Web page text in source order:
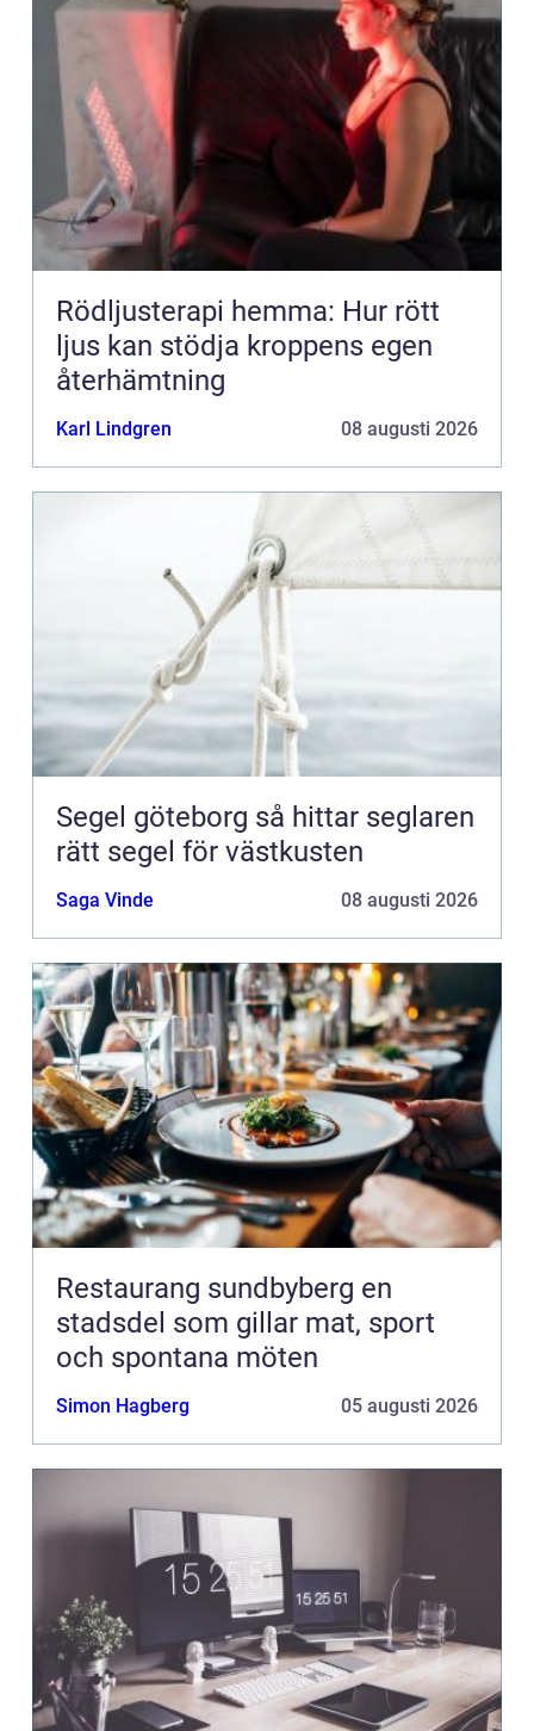
Rödljusterapi hemma: Hur rött
ljus kan stödja kroppens egen
återhämtning
Karl Lindgren 08 augusti 2026
Segel göteborg så hittar seglaren
rätt segel för västkusten
Saga Vinde 08 augusti 2026
Restaurang sundbyberg en
stadsdel som gillar mat, sport
och spontana möten
Simon Hagberg 05 augusti 2026